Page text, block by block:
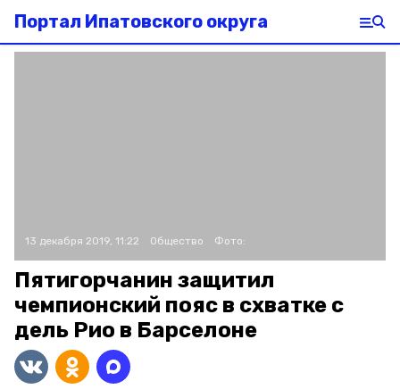
Портал Ипатовского округа
13 декабря 2019, 11:22 Общество Фото:
Пятигорчанин защитил
чемпионский пояс в схватке с
дель Рио в Барселоне